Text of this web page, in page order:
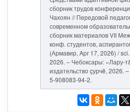
сборник трудов
Чахоян // Передовой
современном
сборник материалов VII
конф. студентов,
(Армавир, Apr 17, 2026) /
2026. – Чебоксары: «Лару-
издательство çурчě, 2026.
5-908083-94-2.